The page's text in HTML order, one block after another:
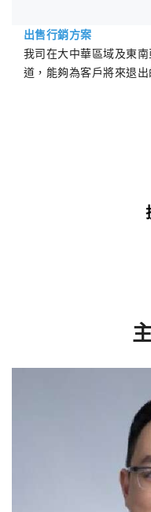
出售行銷方案
我司在大中華區域及東
道，能夠為客戶將來退